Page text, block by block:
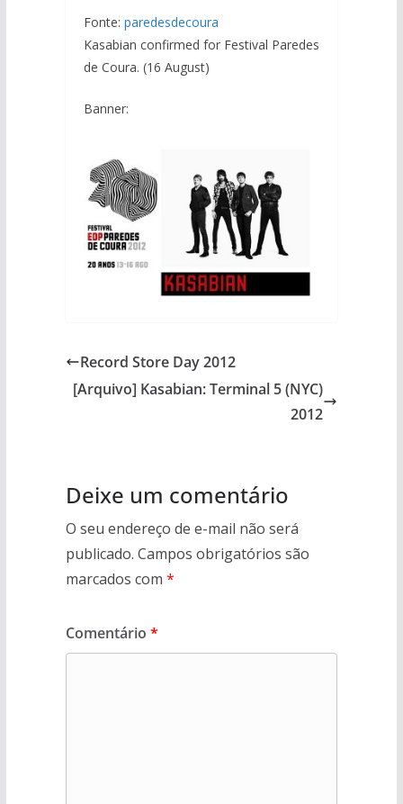
Fonte: paredesdecoura
Kasabian confirmed for Festival Paredes
de Coura. (16 August)
Banner:
Record Store Day 2012
[Arquivo] Kasabian: Terminal 5 (NYC)
2012
Deixe um comentário
O seu endereço de e-mail não será
publicado. Campos obrigatórios são
marcados com *
Comentário *